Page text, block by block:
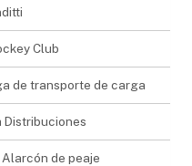
Club
de transporte de carga
Distribuciones
de peaje